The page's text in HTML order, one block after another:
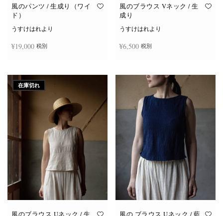
オ
ジ
選
択
で
き
ま
す
オ
ジ
か
ら
選
風のパンツ / 生成り（ワイ
ド）
うすけはれより
¥19,000 税別
風のブラウス Vネック / 生
成り
うすけはれより
¥6,500 税別
在庫切れ